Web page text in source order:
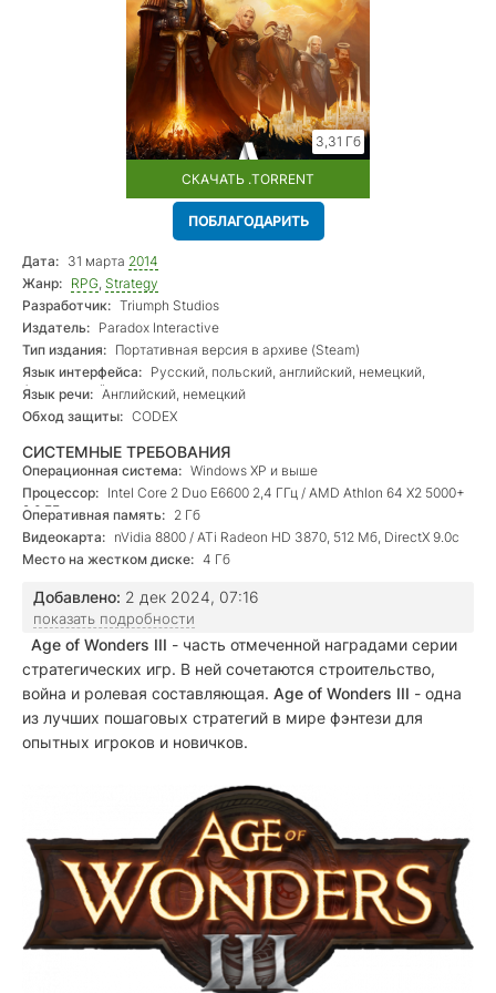
3,31 Гб
СКАЧАТЬ .TORRENT
ПОБЛАГОДАРИТЬ
Дата: 31 марта 2014
Жанр: RPG, Strategy
Разработчик: Triumph Studios
Издатель: Paradox Interactive
Тип издания: Портативная версия в архиве (Steam)
Язык интерфейса: Русский, польский, английский, немецкий,
французский
Язык речи: Английский, немецкий
Обход защиты: CODEX
СИСТЕМНЫЕ ТРЕБОВАНИЯ
Операционная система: Windows XP и выше
Процессор: Intel Core 2 Duo E6600 2,4 ГГц / AMD Athlon 64 X2 5000+
2,6 ГГц
Оперативная память: 2 Гб
Видеокарта: nVidia 8800 / ATi Radeon HD 3870, 512 Мб, DirectX 9.0c
Место на жестком диске: 4 Гб
Добавлено: 2 дек 2024, 07:16
показать подробности
Age of Wonders III - часть отмеченной наградами серии
стратегических игр. В ней сочетаются строительство,
война и ролевая составляющая. Age of Wonders III - одна
из лучших пошаговых стратегий в мире фэнтези для
опытных игроков и новичков.